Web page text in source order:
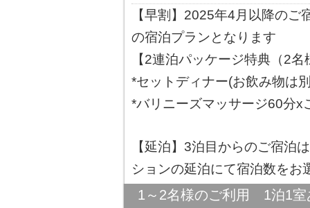
【早割】2025年4月以降の
の宿泊プランとなります
【2連泊パッケージ特典（2名
*セットディナー(お飲み物は
*バリニーズマッサージ60分x
【延泊】3泊目からのご宿泊
ションの延泊にて宿泊数をお
1～2名様のご利用 1泊1